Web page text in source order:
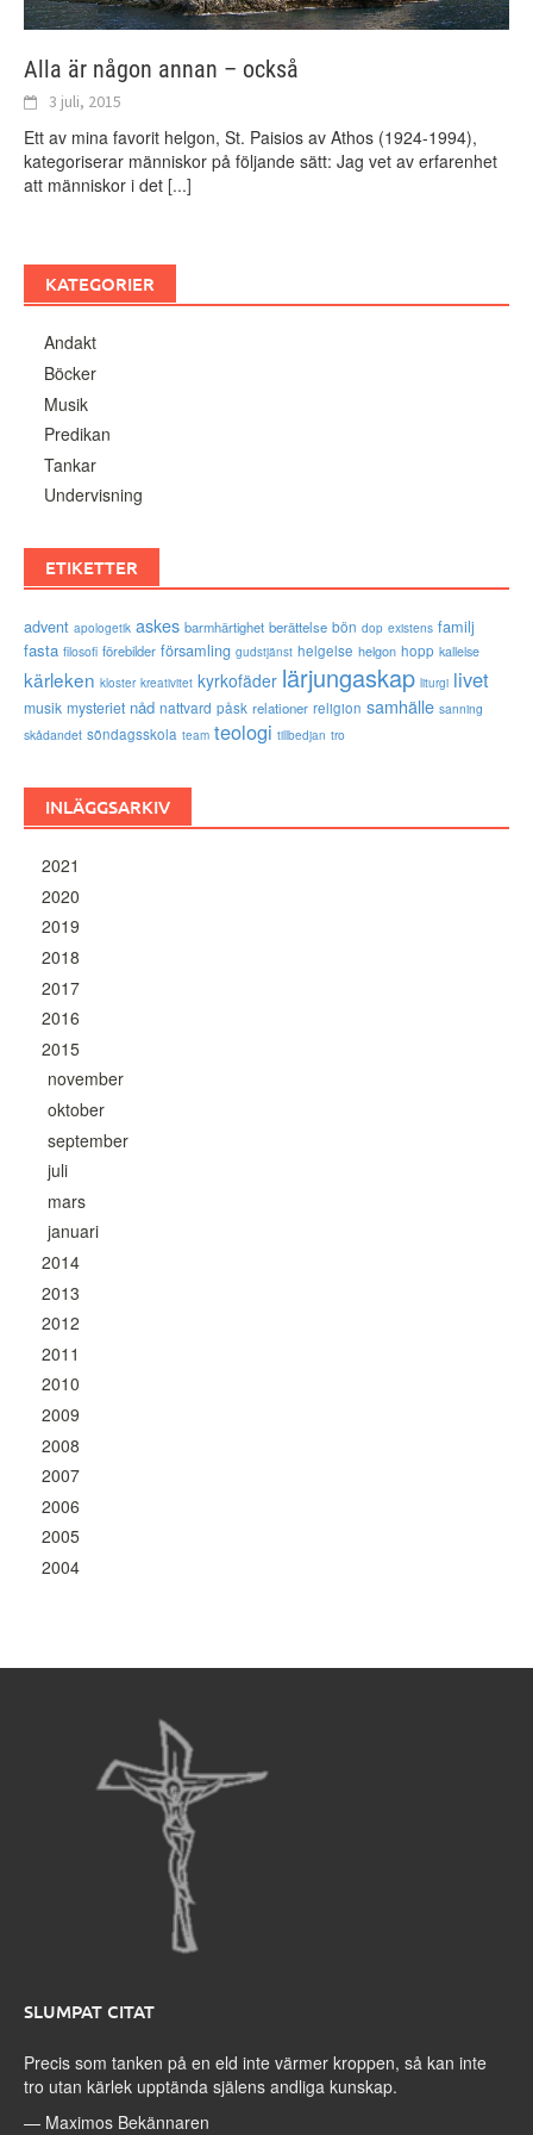
Alla är någon annan – också
3 juli, 2015
Ett av mina favorit helgon, St. Paisios av Athos (1924-1994),
kategoriserar människor på följande sätt: Jag vet av erfarenhet
att människor i det [...]
KATEGORIER
Andakt
Böcker
Musik
Predikan
Tankar
Undervisning
ETIKETTER
advent apologetik askes barmhärtighet berättelse bön dop existens familj
fasta filosofi förebilder församling gudstjänst helgelse helgon hopp kallelse
kärleken kloster kreativitet kyrkofäder lärjungaskap liturgi livet
musik mysteriet nåd nattvard påsk relationer religion samhälle sanning
skådandet söndagsskola team teologi tillbedjan tro
INLÄGGSARKIV
2021
2020
2019
2018
2017
2016
2015
november
oktober
september
juli
mars
januari
2014
2013
2012
2011
2010
2009
2008
2007
2006
2005
2004
SLUMPAT CITAT
Precis som tanken på en eld inte värmer kroppen, så kan inte
tro utan kärlek upptända själens andliga kunskap.
— Maximos Bekännaren